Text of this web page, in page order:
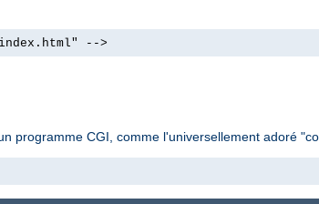
-->
programme CGI, comme l'universellement adoré